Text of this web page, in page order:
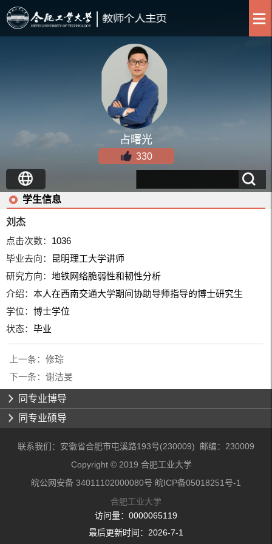
占曙光
330
学生信息
刘杰
点击次数： 1036
毕业去向： 昆明理工大学讲师
研究方向：地铁网络脆弱性和韧性分析
介绍：本人在西南交通大学期间协助导师指导的博士研究生
学位：博士学位
状态：毕业
上一条： 修琮
下一条： 谢洁旻
同专业博导
同专业硕导
联系我们：安徽省合肥市屯溪路193号(230009) 邮编：230009
Copyright © 2019 合肥工业大学
皖公网安备 34011102000080号 皖ICP备05018251号-1
合肥工业大学
访问量： 0000065119
最后更新时间： 2026-7-1